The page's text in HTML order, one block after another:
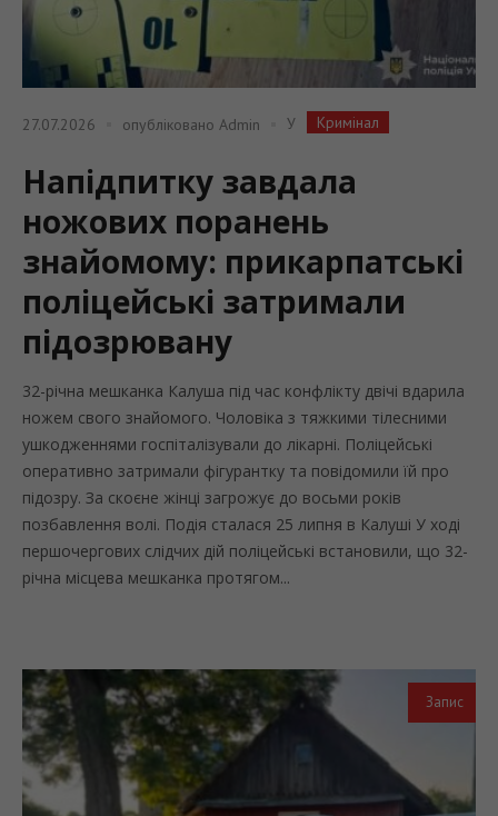
27.07.2026 опубліковано Admin У Кримінал
Напідпитку завдала
ножових поранень
знайомому: прикарпатські
поліцейські затримали
підозрювану
32-річна мешканка Калуша під час конфлікту двічі вдарила
ножем свого знайомого. Чоловіка з тяжкими тілесними
ушкодженнями госпіталізували до лікарні. Поліцейські
оперативно затримали фігурантку та повідомили їй про
підозру. За скоєне жінці загрожує до восьми років
позбавлення волі. Подія сталася 25 липня в Калуші У ході
першочергових слідчих дій поліцейські встановили, що 32-
річна місцева мешканка протягом...
Запис